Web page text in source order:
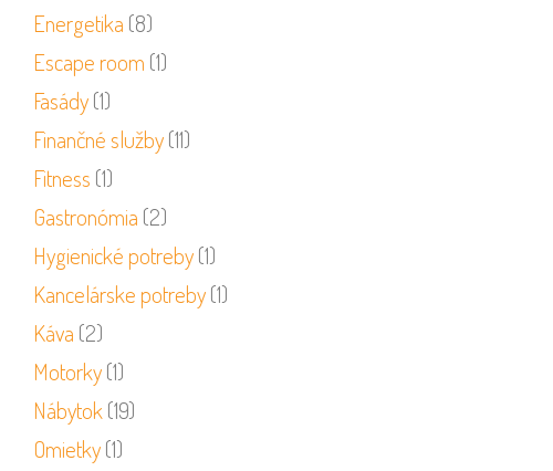
Energetika (8)
Escape room (1)
Fasády(1)
Finančné služby(11)
Fitness (1)
Gastronómia (2)
Hygienické potreby(1)
Kancelárske potreby(1)
Káva (2)
Motorky(1)
Nábytok (19)
Omietky(1)